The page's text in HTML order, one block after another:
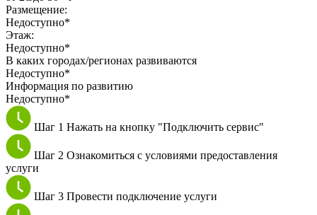
Размещение:
Недоступно*
Этаж:
Недоступно*
В каких городах/регионах развиваются
Недоступно*
Информация по развитию
Недоступно*
Шаг 1 Нажать на кнопку "Подключить сервис"
Шаг 2 Ознакомиться с условиями предоставления
услуги
Шаг 3 Провести подключение услуги